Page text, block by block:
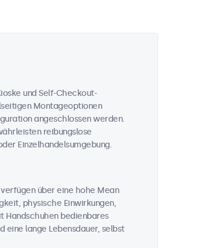
und Self-Checkout-
Montageoptionen
angeschlossen werden.
reibungslose
Einzelhandelsumgebung.
über eine hohe Mean
physische Einwirkungen,
Handschuhen bedienbares
eine lange Lebensdauer, selbst